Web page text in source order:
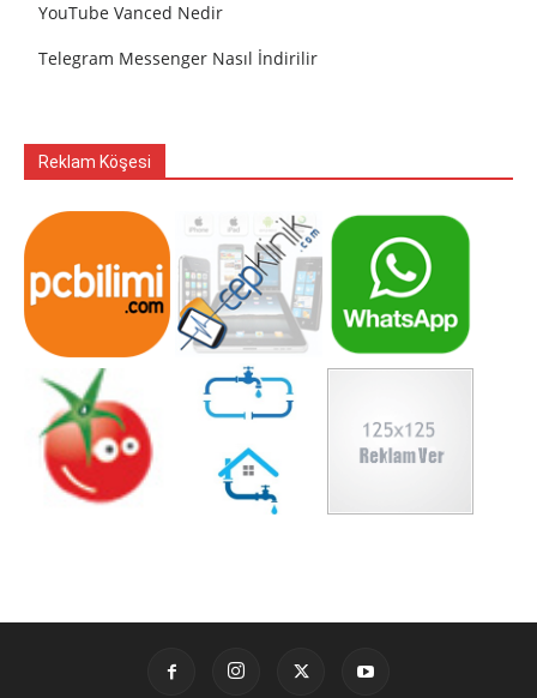
YouTube Vanced Nedir
Telegram Messenger Nasıl İndirilir
Reklam Köşesi